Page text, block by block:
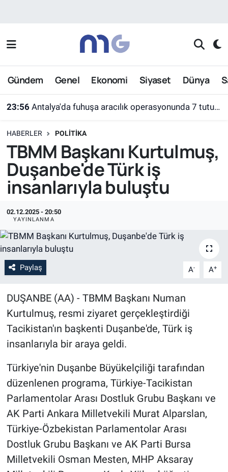
Gündem Genel Ekonomi Siyaset Dünya
23:56 Antalya'da fuhuşa aracılık operasyonunda 7 tutuklama
HABERLER POLITIKA
TBMM Başkanı Kurtulmuş,
Duşanbe'de Türk iş
insanlarıyla buluştu
02.12.2025 - 20:50
YAYINLANMA
Paylaş A- A+
DUŞANBE (AA) - TBMM Başkanı Numan
Kurtulmuş, resmi ziyaret gerçekleştirdiği
Tacikistan'ın başkenti Duşanbe'de, Türk iş
insanlarıyla bir araya geldi.
Türkiye'nin Duşanbe Büyükelçiliği tarafından
düzenlenen programa, Türkiye-Tacikistan
Parlamentolar Arası Dostluk Grubu Başkanı ve
AK Parti Ankara Milletvekili Murat Alparslan,
Türkiye-Özbekistan Parlamentolar Arası
Dostluk Grubu Başkanı ve AK Parti Bursa
Milletvekili Osman Mesten, MHP Aksaray
Nöbetçi Eczaneler
Hava Durumu
Süper Lig Puan Durumu ve Fikstür
Tüm Manşetler
Son Dakika Haberleri
Haber Arşivi